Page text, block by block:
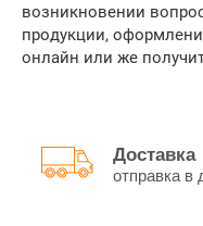
возникновении
продукции,
онлайн или же
Доставка
отправка в